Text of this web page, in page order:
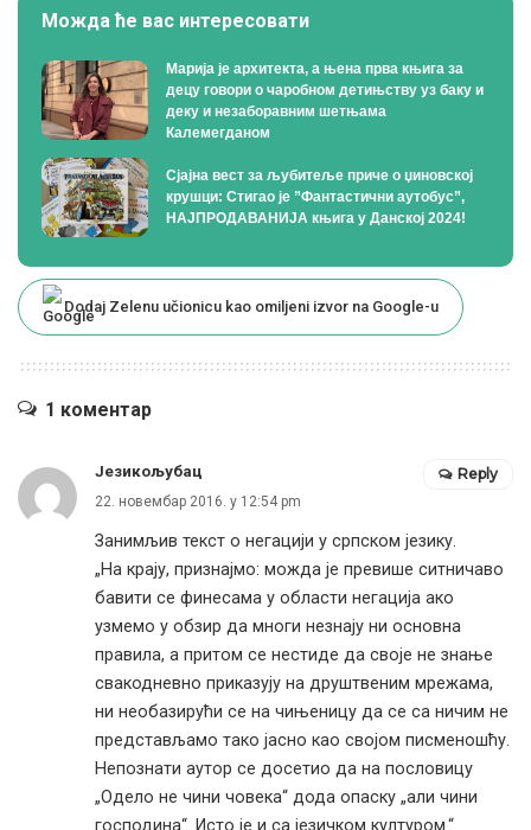
Можда ће вас интересовати
Марија је архитекта, а њена прва књига за
децу говори о чаробном детињству уз баку и
деку и незаборавним шетњама
Калемегданом
Сјајна вест за љубитеље приче о џиновској
крушци: Стигао је ”Фантастични аутобус”,
НАЈПРОДАВАНИЈА књига у Данској 2024!
Dodaj Zelenu učionicu kao omiljeni izvor na Google-u
1 коментар
Језикољубац
22. новембар 2016. у 12:54 pm
Занимљив текст о негацији у српском језику.
„На крају, признајмо: можда је превише ситничаво
бавити се финесама у области негација ако
узмемо у обзир да многи незнају ни основна
правила, а притом се нестиде да своје не знање
свакодневно приказују на друштвеним мрежама,
ни необазирући се на чињеницу да се са ничим не
представљамо тако јасно као својом писменошћу.
Непознати аутор се досетио да на пословицу
„Одело не чини човека“ дода опаску „али чини
господина“. Исто је и са језичком културом.“
Reply